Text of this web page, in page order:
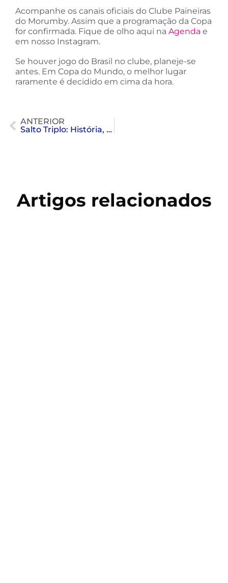
Acompanhe os canais oficiais do Clube Paineiras
do Morumby. Assim que a programação da Copa
for confirmada. Fique de olho aqui na Agenda e
em nosso Instagram.
Se houver jogo do Brasil no clube, planeje-se
antes. Em Copa do Mundo, o melhor lugar
raramente é decidido em cima da hora.
ANTERIOR
Salto Triplo: História, Técnica e Treinamento no Atletismo
Artigos relacionados